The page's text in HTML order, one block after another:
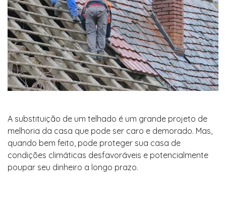
A substituição de um telhado é um grande projeto de
melhoria da casa que pode ser caro e demorado. Mas,
quando bem feito, pode proteger sua casa de
condições climáticas desfavoráveis e potencialmente
poupar seu dinheiro a longo prazo.